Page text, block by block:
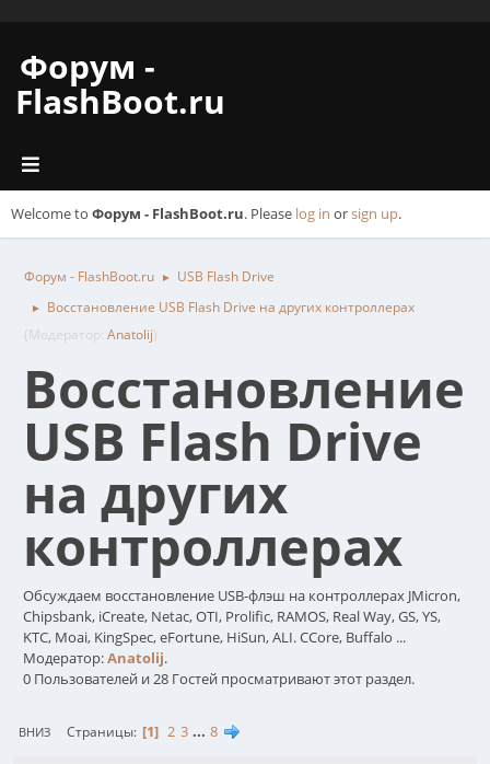
Форум -
FlashBoot.ru
Welcome to Форум - FlashBoot.ru. Please log in orsign up.
Форум - FlashBoot.ru ► USB Flash Drive
►
Восстановление USB Flash Drive на других контроллерах
(Модератор: Anatolij)
Восстановление
USB Flash Drive
на других
контроллерах
Обсуждаем восстановление USB-флэш на контроллерах JMicron,
Chipsbank, iCreate, Netac, OTI, Prolific, RAMOS, Real Way, GS, YS,
KTC, Moai, KingSpec, eFortune, HiSun, ALI. CCore, Buffalo ...
Модератор:Anatolij.
0 Пользователей и 28 Гостей просматривают этот раздел.
ВНИЗ Страницы 1 2 3 ... 8